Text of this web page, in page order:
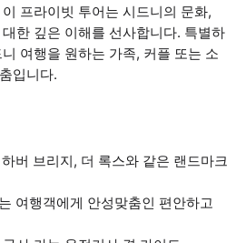
프라이빗 투어는 시드니의 문화,
한 깊은 이해를 선사합니다. 특별하
여행을 원하는 가족, 커플 또는 소
입니다.
버 브리지, 더 록스와 같은 랜드마크
여행객에게 안성맞춤인 편안하고